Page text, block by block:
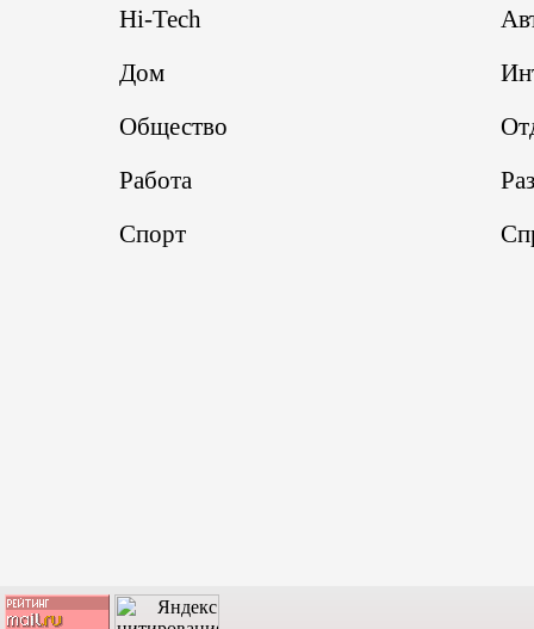
Hi-Tech
Дом
Общество
Работа
Спорт